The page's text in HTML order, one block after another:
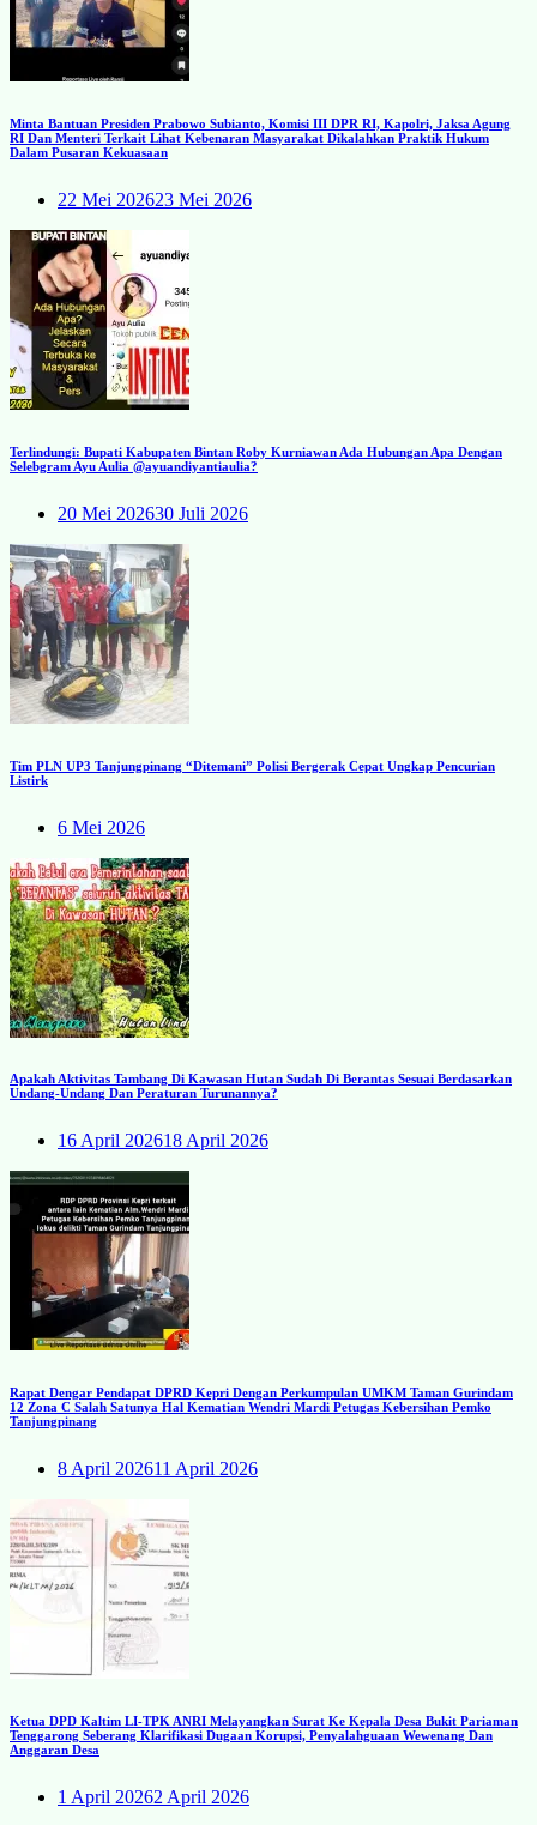
Minta Bantuan Presiden Prabowo Subianto, Komisi III DPR RI, Kapolri, Jaksa Agung
RI Dan Menteri Terkait Lihat Kebenaran Masyarakat Dikalahkan Praktik Hukum
Dalam Pusaran Kekuasaan
22 Mei 202623 Mei 2026
Terlindungi: Bupati Kabupaten Bintan Roby Kurniawan Ada Hubungan Apa Dengan
Selebgram Ayu Aulia @ayuandiyantiaulia?
20 Mei 202630 Juli 2026
Tim PLN UP3 Tanjungpinang “Ditemani” Polisi Bergerak Cepat Ungkap Pencurian
Listirk
6 Mei 2026
Apakah Aktivitas Tambang Di Kawasan Hutan Sudah Di Berantas Sesuai Berdasarkan
Undang-Undang Dan Peraturan Turunannya?
16 April 202618 April 2026
Rapat Dengar Pendapat DPRD Kepri Dengan Perkumpulan UMKM Taman Gurindam
12 Zona C Salah Satunya Hal Kematian Wendri Mardi Petugas Kebersihan Pemko
Tanjungpinang
8 April 202611 April 2026
Ketua DPD Kaltim LI-TPK ANRI Melayangkan Surat Ke Kepala Desa Bukit Pariaman
Tenggarong Seberang Klarifikasi Dugaan Korupsi, Penyalahguaan Wewenang Dan
Anggaran Desa
1 April 20262 April 2026